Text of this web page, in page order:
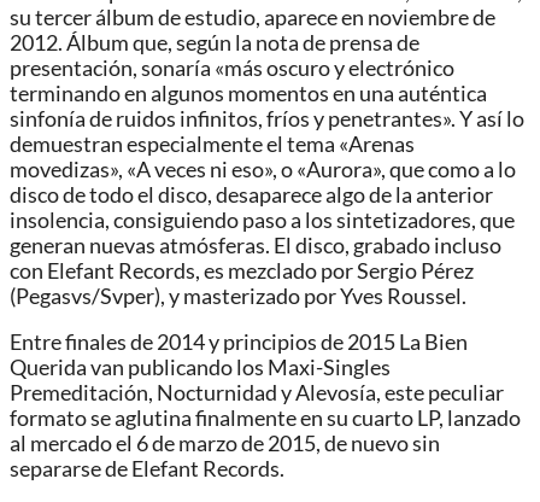
su tercer álbum de estudio, aparece en noviembre de
2012. Álbum que, según la nota de prensa de
presentación, sonaría «más oscuro y electrónico
terminando en algunos momentos en una auténtica
sinfonía de ruidos infinitos, fríos y penetrantes». Y así lo
demuestran especialmente el tema «Arenas
movedizas», «A veces ni eso», o «Aurora», que como a lo
disco de todo el disco, desaparece algo de la anterior
insolencia, consiguiendo paso a los sintetizadores, que
generan nuevas atmósferas. El disco, grabado incluso
con Elefant Records, es mezclado por Sergio Pérez
(Pegasvs/Svper), y masterizado por Yves Roussel.
Entre finales de 2014 y principios de 2015 La Bien
Querida van publicando los Maxi-Singles
Premeditación, Nocturnidad y Alevosía, este peculiar
formato se aglutina finalmente en su cuarto LP, lanzado
al mercado el 6 de marzo de 2015, de nuevo sin
separarse de Elefant Records.